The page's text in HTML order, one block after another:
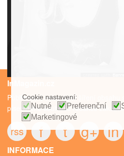
InMagazin.cz
Publikování nebo další šíření obsahu
písemného souhlasu redakce
rss f t g+ in
INFORMACE
Cookie nastavení:
Nutné Preferenční
Marketingové